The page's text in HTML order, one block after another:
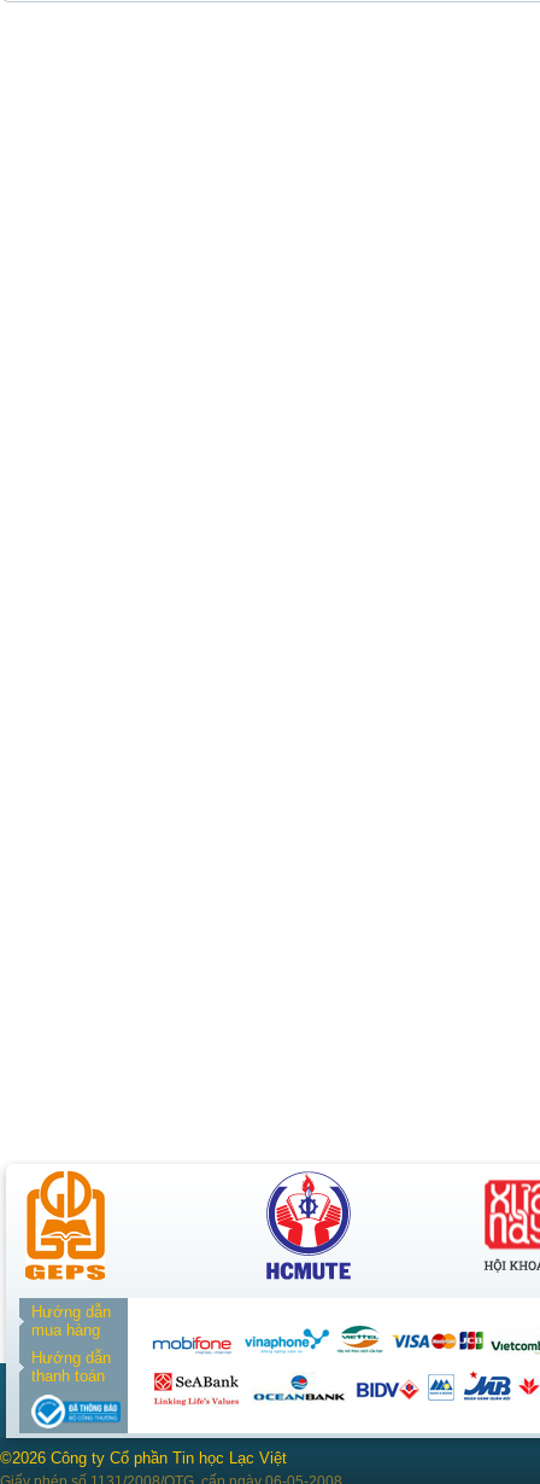
Hướng dẫn
mua hàng
Hướng dẫn
thanh toán
©2026 Công ty Cổ phần Tin học Lạc Việt